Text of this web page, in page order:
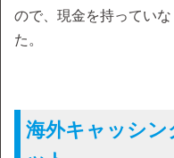
ので、現金を持ってい
た。
海外キャッシン